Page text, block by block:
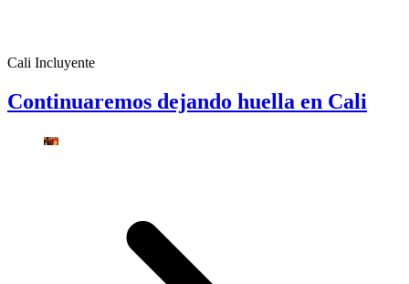
Cali Incluyente
Continuaremos dejando huella en Cali